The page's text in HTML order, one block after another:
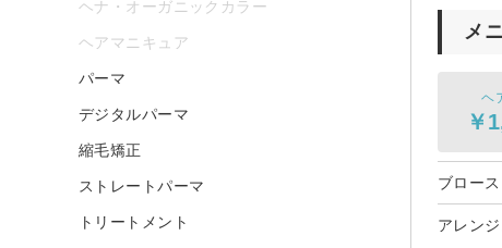
メ
ヘ
￥
ブロー
アレン
ヘナ・オーガニックカラー
ヘアマニキュア
パーマ
デジタルパーマ
縮毛矯正
ストレートパーマ
トリートメント